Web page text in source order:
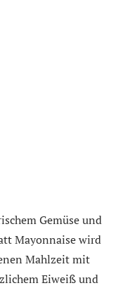
Gemüse und
Mayonnaise wird
Mahlzeit mit
Eiweiß und